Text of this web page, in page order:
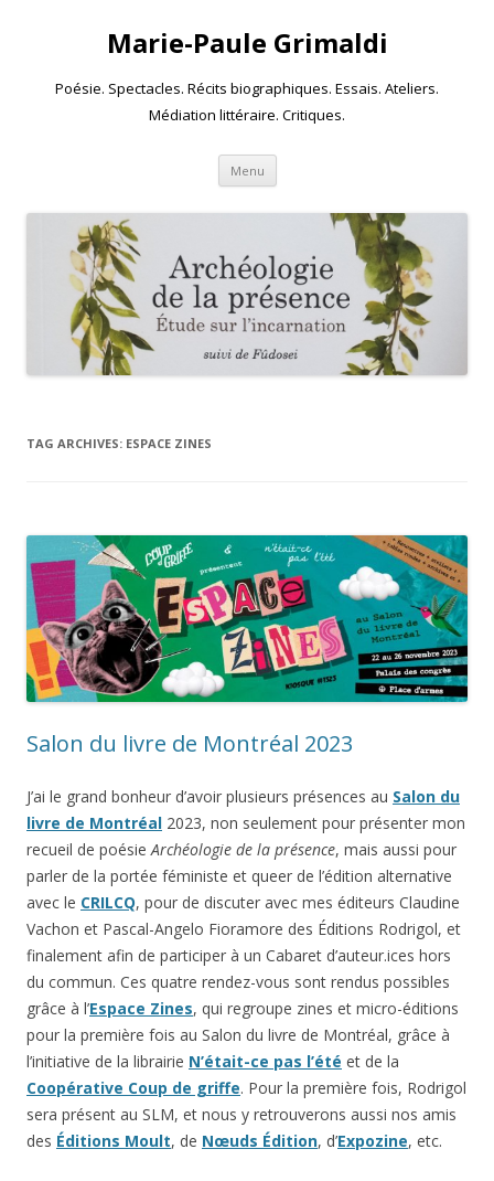
Marie-Paule Grimaldi
Poésie. Spectacles. Récits biographiques. Essais. Ateliers.
Médiation littéraire. Critiques.
Menu Skip to content
TAG ARCHIVES: ESPACE ZINES
Salon du livre de Montréal 2023
J’ai le grand bonheur d’avoir plusieurs présences au Salon du
livre de Montréal 2023, non seulement pour présenter mon
recueil de poésieArchéologie de la présence, mais aussi pour
parler de la portée féministe et queer de l’édition alternative
avec le CRILCQ, pour de discuter avec mes éditeurs Claudine
Vachon et Pascal-Angelo Fioramore des Éditions Rodrigol, et
finalement afin de participer à un Cabaret d’auteur.ices hors
du commun. Ces quatre rendez-vous sont rendus possibles
grâce à l’Espace Zines, qui regroupe zines et micro-éditions
pour la première fois au Salon du livre de Montréal, grâce à
l’initiative de la librairie N’était-ce pas l’été et de la
Coopérative Coup de griffe. Pour la première fois, Rodrigol
sera présent au SLM, et nous y retrouverons aussi nos amis
des Éditions Moult, de Nœuds Édition, d’Expozine, etc.